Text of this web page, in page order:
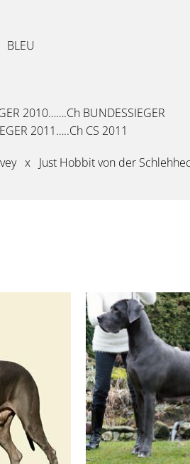
BLEU
2010…….Ch BUNDESSIEGER
2011…..Ch CS 2011
x Just Hobbit von der